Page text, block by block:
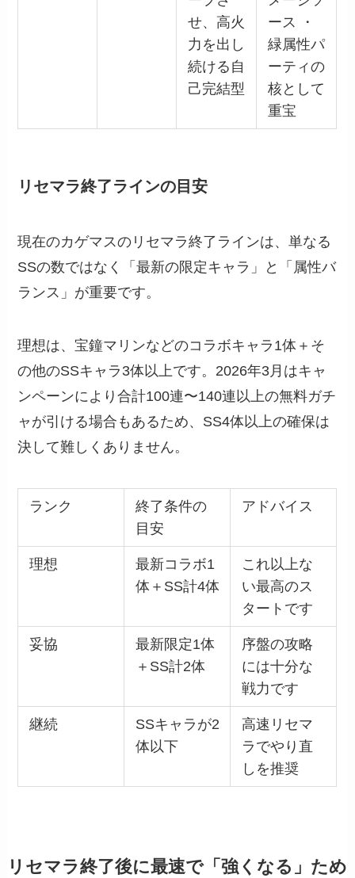
せ、高火
力を出し
続ける自
己完結型
ース ・
緑属性パ
ーティの
核として
重宝
リセマラ終了ラインの目安
現在のカゲマスのリセマラ終了ラインは、単なる
SSの数ではなく「最新の限定キャラ」と「属性バ
ランス」が重要です。
理想は、宝鐘マリンなどのコラボキャラ1体＋そ
の他のSSキャラ3体以上です。2026年3月はキャ
ンペーンにより合計100連〜140連以上の無料ガチ
ャが引ける場合もあるため、SS4体以上の確保は
決して難しくありません。
ランク
終了条件の
目安
アドバイス
理想
最新コラボ1
体＋SS計4体
これ以上な
い最高のス
タートです
妥協
最新限定1体
＋SS計2体
序盤の攻略
には十分な
戦力です
継続
SSキャラが2
体以下
高速リセマ
ラでやり直
しを推奨
リセマラ終了後に最速で「強くなる」ため